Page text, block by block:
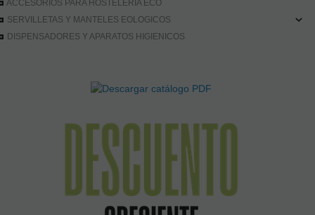
ACCESORIOS PARA HOSTELERIA ECO
SERVILLETAS Y MANTELES EOLOGICOS
DISPENSADORES Y APARATOS HIGIENICOS